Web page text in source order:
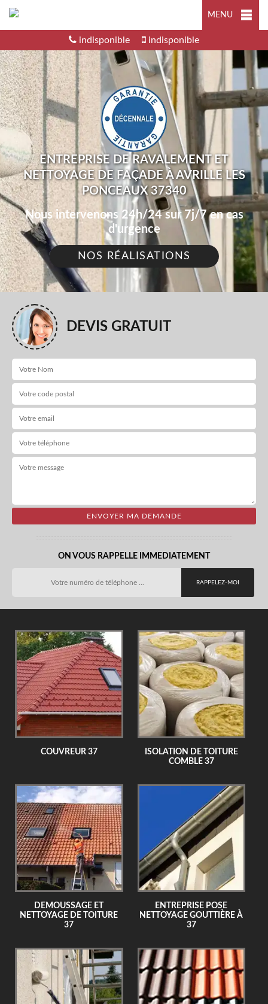
MENU
indisponible indisponible
ENTREPRISE DE RAVALEMENT ET
NETTOYAGE DE FAÇADE À AVRILLE LES
PONCEAUX 37340
Nous intervenons 24h/24 sur 7j/7 en cas
d'urgence
NOS RÉALISATIONS
DEVIS GRATUIT
ON VOUS RAPPELLE IMMEDIATEMENT
COUVREUR 37
ISOLATION DE TOITURE
COMBLE 37
DEMOUSSAGE ET
NETTOYAGE DE TOITURE
37
ENTREPRISE POSE
NETTOYAGE GOUTTIÈRE À
37